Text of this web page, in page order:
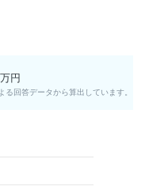
万円
回答データから算出しています。